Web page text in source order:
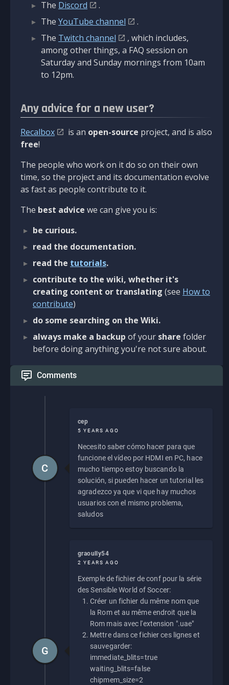
The Discord
.
The YouTube channel
.
The Twitch channel
, which includes,
among other things, a FAQ session on
Saturday and Sunday mornings from 10am
to 12pm.
Any advice for a new user?
Recalbox is an open-source project, and is also
free!
The people who work on it do so on their own
time, so the project and its documentation evolve
as fast as people contribute to it.
The best advice we can give you is:
be curious.
read the documentation.
read the tutorials.
contribute to the wiki, whether it's
creating content or translating (see How to
contribute)
do some searching on the Wiki.
always make a backup of your share folder
before doing anything you're not sure about.
Comments
cep
5 YEARS AGO
Necesito saber cómo hacer para que
funcione el vídeo por HDMI en PC, hace
mucho tiempo estoy buscando la
solución, si pueden hacer un tutorial les
agradezco ya que vi que hay muchos
usuarios con el mismo problema,
saludos
C
graoully54
2 YEARS AGO
Exemple de fichier de conf pour la série
des Sensible World of Soccer:
Créer un fichier du même nom que
la Rom et au même endroit que la
Rom mais avec l'extension ".uae"
Mettre dans ce fichier ces lignes et
sauvegarder:
immediate_blits=true
waiting_blits=false
chipmem_size=2
G